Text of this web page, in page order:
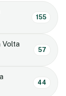
155
Volta
57
44